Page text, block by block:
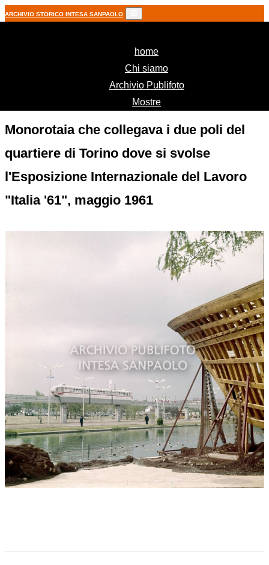
ARCHIVIO STORICO INTESA SANPAOLO
home(current)
Chi siamo
Archivio Publifoto
Mostre
Monorotaia che collegava i due poli del
quartiere di Torino dove si svolse
l'Esposizione Internazionale del Lavoro
"Italia '61", maggio 1961